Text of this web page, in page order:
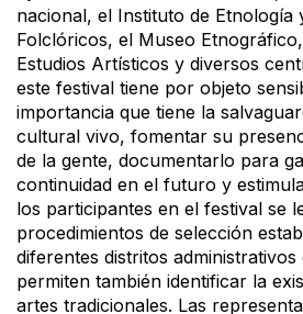
nacional, el Instituto de Etnología
Folclóricos, el Museo
Estudios Artísticos y diversos
este festival tiene por objeto
importancia que tiene la
cultural vivo, fomentar su
de la gente, documentarlo para
continuidad en el futuro y
los participantes en el festival se
procedimientos de selección
diferentes distritos administrativos
permiten también identificar la
artes tradicionales. Las